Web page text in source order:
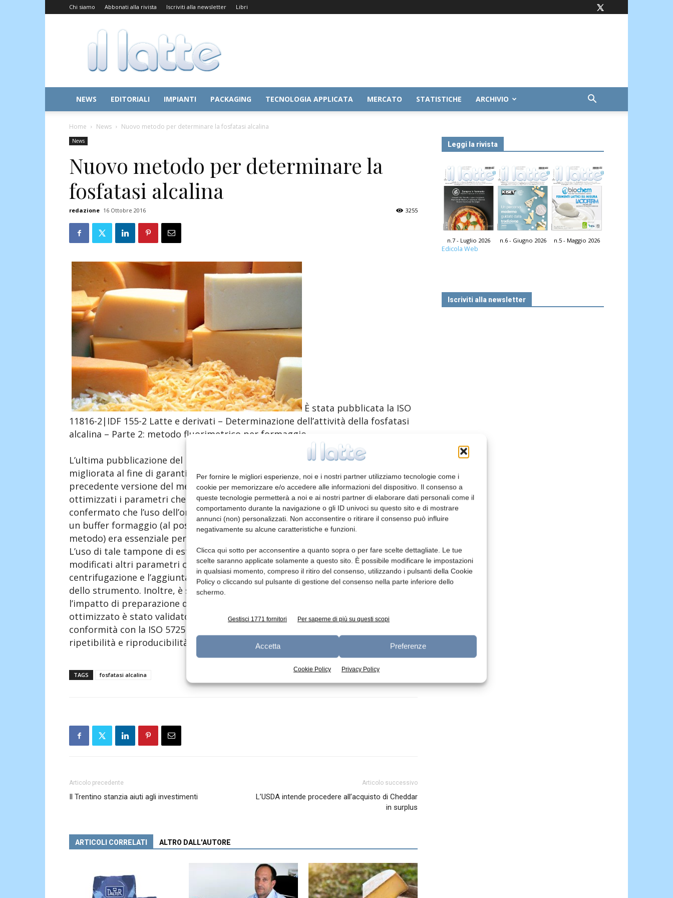
Per fornire le migliori esperienze, noi e i nostri partner utilizziamo tecnologie come i
cookie per memorizzare e/o accedere alle informazioni del dispositivo. Il consenso a
queste tecnologie permetterà a noi e ai nostri partner di elaborare dati personali come il
comportamento durante la navigazione o gli ID univoci su questo sito e di mostrare
annunci (non) personalizzati. Non acconsentire o ritirare il consenso può influire
negativamente su alcune caratteristiche e funzioni.
Clicca qui sotto per acconsentire a quanto sopra o per fare scelte dettagliate. Le tue
scelte saranno applicate solamente a questo sito. È possibile modificare le impostazioni
in qualsiasi momento, compreso il ritiro del consenso, utilizzando i pulsanti della Cookie
Policy o cliccando sul pulsante di gestione del consenso nella parte inferiore dello
schermo.
Gestisci 1771 fornitori Per saperne di più su questi scopi
Accetta Preferenze
Cookie Policy Privacy Policy
Chi siamo Abbonati alla rivista Iscriviti alla newsletter Libri
Il
Latte
NEWS EDITORIALI IMPIANTI PACKAGING TECNOLOGIA APPLICATA MERCATO STATISTICHE ARCHIVIO
Home News Nuovo metodo per determinare la fosfatasi alcalina
News
Nuovo metodo per determinare la
fosfatasi alcalina
redazione 16 Ottobre 2016 3255
È stata pubblicata la ISO
11816-2|IDF 155-2 Latte e derivati – Determinazione dell’attività della fosfatasi
alcalina – Parte 2: metodo fluorimetrico per formaggio.
L’ultima pubblicazione del metodo fluorimetrico per formaggi è stata
migliorata al fine di garantire risultati più robusti e affidabili. Rispetto alla
precedente versione del metodo ISO 11816-2|IDF 155-2:2003 sono stati
ottimizzati i parametri che influenzano i passaggi critici. La ricerca ha
confermato che l’uso dell’omogeneizzatore come strumento di estrazione e di
un buffer formaggio (al posto del latte raccomandato nella prima versione del
metodo) era essenziale per estrarre ALP più efficientemente dal formaggio.
L’uso di tale tampone di estrazione è stata aggiunta al metodo. Sono stati
modificati altri parametri come l’implementazione di una fase di
centrifugazione e l’aggiunta di un test di controllo per verificare le prestazioni
dello strumento. Inoltre, è stato organizzato uno studio per controllare
l’impatto di preparazione del campione in quanto un punto critico. Il metodo
ottimizzato è stato validato tramite uno studio inter-laboratorio condotto in
conformità con la ISO 5725 1 e ISO 5725 2 che ha portato a una maggiore
ripetibilità e riproducibilità.
TAGS fosfatasi alcalina
Articolo precedente
Il Trentino stanzia aiuti agli investimenti
Articolo successivo
L’USDA intende procedere all’acquisto di Cheddar
in surplus
ARTICOLI CORRELATI ALTRO DALL'AUTORE
Leggi la rivista
n.7 - Luglio 2026 n.6 - Giugno 2026 n.5 - Maggio 2026
Edicola Web
Iscriviti alla newsletter